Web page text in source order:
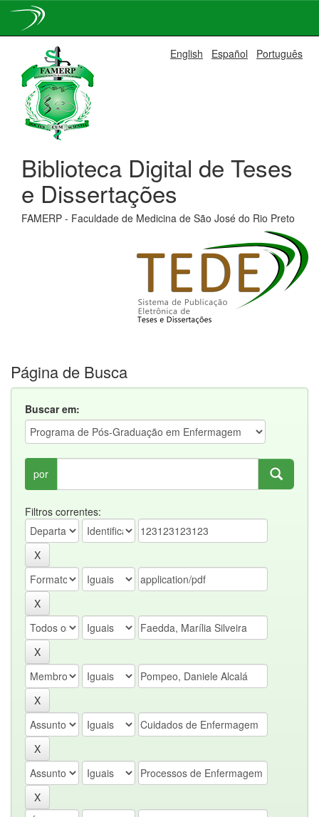
navigation
English Español Português
Biblioteca Digital de Teses
e Dissertações
FAMERP - Faculdade de Medicina de São José do Rio Preto
Página de Busca
Buscar em:
por
Filtros correntes: